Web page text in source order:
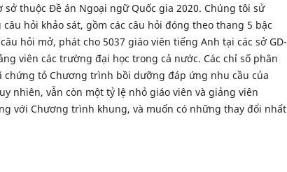
sở thuộc Đề án Ngoại ngữ Quốc gia 2020. Chúng tôi sử
hỏi khảo sát, gồm các câu hỏi đóng theo thang 5 bậc
hỏi mở, phát cho 5037 giáo viên tiếng Anh tại các sở GD-
viên các trường đại học trong cả nước. Các chỉ số phân
chứng tỏ Chương trình bồi dưỡng đáp ứng nhu cầu của
nhiên, vẫn còn một tỷ lệ nhỏ giáo viên và giảng viên
với Chương trình khung, và muốn có những thay đổi nhất